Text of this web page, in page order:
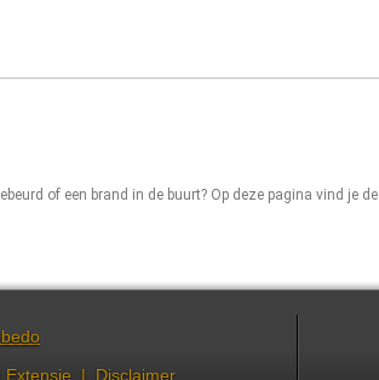
of een brand in de buurt? Op deze pagina vind je de
Extensie | Disclaimer